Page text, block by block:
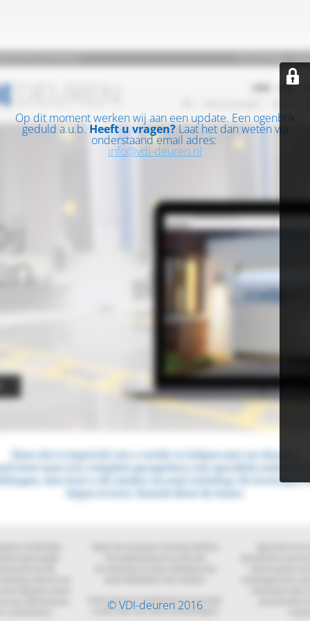
Op dit moment werken wij aan een update. Een ogenblik
geduld a.u.b. Heeft u vragen? Laat het dan weten via
onderstaand email adres:
info@vdi-deuren.nl
© VDI-deuren 2016